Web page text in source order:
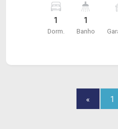
de apartamentos. Plantas
m². Além disso o
academia, espaço
corretores para obter
1
Dorm.
1
Banho
« 1